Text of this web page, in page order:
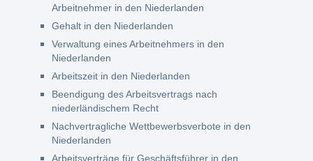
Arbeitnehmer in den Niederlanden
Gehalt in den Niederlanden
Verwaltung eines Arbeitnehmers in den
Niederlanden
Arbeitszeit in den Niederlanden
Beendigung des Arbeitsvertrags nach
niederländischem Recht
Nachvertragliche Wettbewerbsverbote in den
Niederlanden
Arbeitsverträge für Geschäftsführer in den